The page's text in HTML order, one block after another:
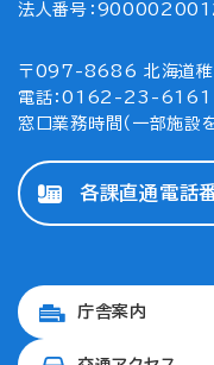
法人番号：
〒097-8686 北海道稚
電話：0162-23-6161
窓口業務時間（一部施
各課直通電話
庁舎案内